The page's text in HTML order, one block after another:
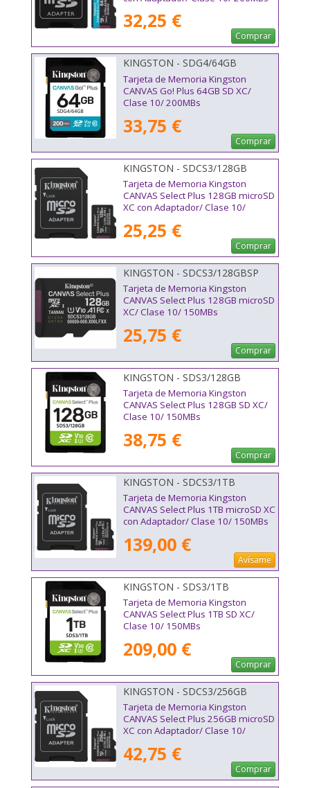
32,25 €
Comprar
KINGSTON - SDG4/64GB
Tarjeta de Memoria Kingston
CANVAS Go! Plus 64GB SD XC/
Clase 10/ 200MBs
33,75 €
Comprar
KINGSTON - SDCS3/128GB
Tarjeta de Memoria Kingston
CANVAS Select Plus 128GB microSD
XC con Adaptador/ Clase 10/
25,25 €
Comprar
KINGSTON - SDCS3/128GBSP
Tarjeta de Memoria Kingston
CANVAS Select Plus 128GB microSD
XC/ Clase 10/ 150MBs
25,75 €
Comprar
KINGSTON - SDS3/128GB
Tarjeta de Memoria Kingston
CANVAS Select Plus 128GB SD XC/
Clase 10/ 150MBs
38,75 €
Comprar
KINGSTON - SDCS3/1TB
Tarjeta de Memoria Kingston
CANVAS Select Plus 1TB microSD XC
con Adaptador/ Clase 10/ 150MBs
139,00 €
Avísame
KINGSTON - SDS3/1TB
Tarjeta de Memoria Kingston
CANVAS Select Plus 1TB SD XC/
Clase 10/ 150MBs
209,00 €
Comprar
KINGSTON - SDCS3/256GB
Tarjeta de Memoria Kingston
CANVAS Select Plus 256GB microSD
XC con Adaptador/ Clase 10/
42,75 €
Comprar